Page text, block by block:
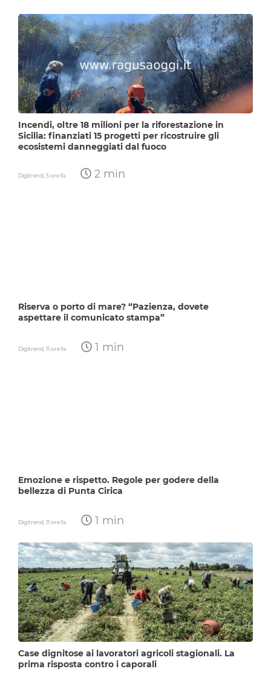
Incendi, oltre 18 milioni per la riforestazione in
Sicilia: finanziati 15 progetti per ricostruire gli
ecosistemi danneggiati dal fuoco
Digitrend,5 ore fa 2 min
Riserva o porto di mare? “Pazienza, dovete
aspettare il comunicato stampa”
Digitrend,11 ore fa 1 min
Emozione e rispetto. Regole per godere della
bellezza di Punta Cirica
Digitrend,11 ore fa 1 min
Case dignitose ai lavoratori agricoli stagionali. La
prima risposta contro i caporali